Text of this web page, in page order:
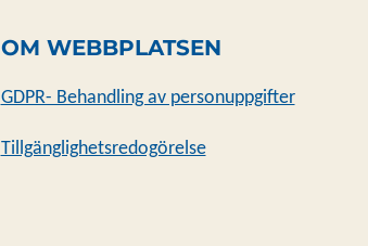
OM WEBBPLATSEN
GDPR- Behandling av personuppgifter
Tillgänglighetsredogörelse